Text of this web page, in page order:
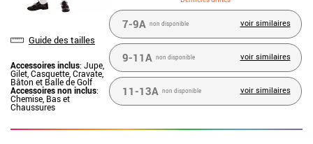
Guide des tailles
Accessoires inclus: Jupe,
Gilet, Casquette, Cravate,
Bâton et Balle de Golf
Accessoires non inclus:
Chemise, Bas et
Chaussures
7-9A non disponible voir similaires
9-11A non disponible voir similaires
11-13A non disponible voir similaires